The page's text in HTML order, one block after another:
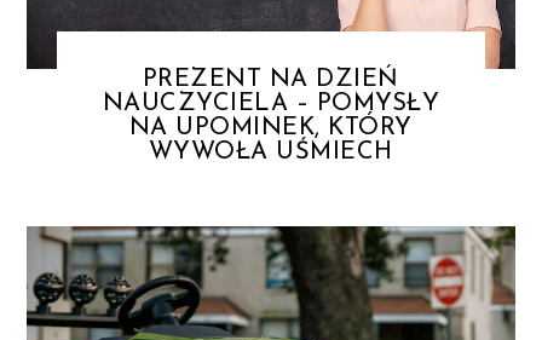
PREZENT NA DZIEŃ
NAUCZYCIELA – POMYSŁY
NA UPOMINEK, KTÓRY
WYWOŁA UŚMIECH